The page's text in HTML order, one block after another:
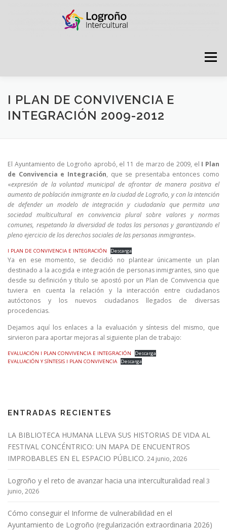
Menú
LOGROÑO INTERCULTURAL
GRADÚATE EN CONVIVENCIA CAMPAÑAS
RECURSOS PUNTO DE ACOGIDA
I PLAN DE CONVIVENCIA E
INTEGRACIÓN 2009-2012
El Ayuntamiento de Logroño aprobó, el 11 de marzo de 2009, el I Plan
de Convivencia e Integración, que se presentaba entonces como
«expresión de la voluntad municipal de afrontar de manera positiva el
aumento de población inmigrante en la ciudad de Logroño, y con la intención
de defender un modelo de integración y ciudadanía que permita una
sociedad multicultural en convivencia plural sobre valores y normas
comunes, respetando la diversidad de todas las personas y garantizando el
pleno ejercicio de los derechos sociales de las personas inmigrantes».
I PLAN DE CONVIVENCIA E INTEGRACIÓN Descarga
Ya en ese momento, se decidió no plantear únicamente un plan
destinado a la acogida e integración de personas inmigrantes, sino que
desde su definición y título se apostó por un Plan de Convivencia que
tuviera en cuenta la relación y la interacción entre ciudadanos
autóctonos y los nuevos ciudadanos llegados de diversas
procedencias.
Dejamos aquí los enlaces a la evaluación y síntesis del mismo, que
sirvieron para aportar mejoras al siguiente plan de trabajo:
EVALUACIÓN I PLAN CONVIVENCIA E INTEGRACIÓN
Descarga
EVALUACIÓN Y SÍNTESIS I PLAN CONVIVENCIA
Descarga
ENTRADAS RECIENTES
LA BIBLIOTECA HUMANA LLEVA SUS HISTORIAS DE VIDA AL
FESTIVAL CONCÉNTRICO: UN MAPA DE ENCUENTROS
IMPROBABLES EN EL ESPACIO PÚBLICO. 24 junio, 2026
Logroño y el reto de avanzar hacia una interculturalidad real 3
junio, 2026
Cómo conseguir el Informe de vulnerabilidad en el
Ayuntamiento de Logroño (regularización extraordinaria 2026)